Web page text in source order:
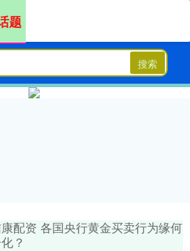
搜索
题
配资 各国央行黄金买卖行为缘何
？